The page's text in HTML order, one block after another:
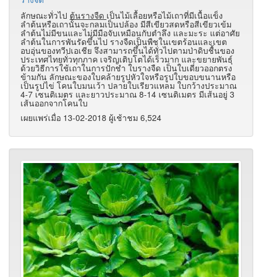
ลักษณะทั่วไป ต้นรางจืด เป็นไม้เลื้อยหรือไม้เถาที่มีเนื้อแข็ง
ลำต้นหรือเถานั้นจะกลมเป็นปล้อง มีสีเขียวสดหรือสีเขียวเข้ม
ลำต้นไม่มีขนและไม่มีมือจับเหมือนกับตำลึง และมะระ แต่อาศัย
ลำต้นในการพันรัดขึ้นไป รางจืดเป็นพืชในเขตร้อนและเขต
อบอุ่นของทวีปเอเชีย จึงสามารถขึ้นได้ทั่วไปตามป่าดิบชื้นของ
ประเทศไทยทั่วทุกภาค เจริญเติบโตได้เร็วมาก และขยายพันธุ์
ด้วยวิธีการใช้เถาในการปักชำ ใบรางจืด เป็นใบเดี่ยวออกตรง
ข้ามกัน ลักษณะของใบคล้ายรูปหัวใจหรือรูปใบขอบขนานหรือ
เป็นรูปไข่ โคนใบมนเว้า ปลายใบเรียวแหลม ใบกว้างประมาณ
4-7 เซนติเมตร และยาวประมาณ 8-14 เซนติเมตร มีเส้นอยู่ 3
เส้นออกจากโคนใบ
เผยแพร่เมื่อ 13-02-2018 ผู้เช้าชม 6,524